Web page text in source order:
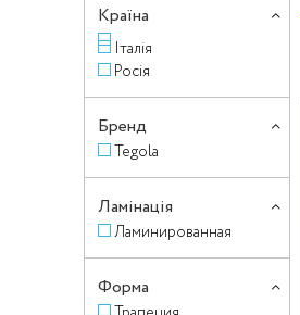
Країна
Італія
Росія
Бренд
Tegola
Ламінація
Ламинированная
Форма